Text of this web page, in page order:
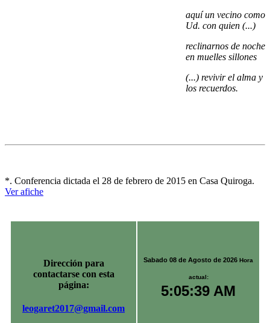
aquí un vecino como
Ud. con quien (...)
reclinarnos de noche
en muelles sillones
(...) revivir el alma y
los recuerdos.
*. Conferencia dictada el 28 de febrero de 2015 en Casa Quiroga.
Ver afiche
Dirección para
contactarse con esta
página:
leogaret2017@gmail.com
Sabado 08 de Agosto de 2026 Hora
actual:
5:05:40 AM